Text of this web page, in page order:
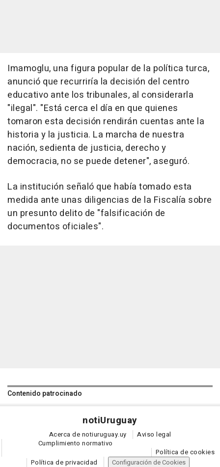
Imamoglu, una figura popular de la política turca,
anunció que recurriría la decisión del centro
educativo ante los tribunales, al considerarla
"ilegal". "Está cerca el día en que quienes
tomaron esta decisión rendirán cuentas ante la
historia y la justicia. La marcha de nuestra
nación, sedienta de justicia, derecho y
democracia, no se puede detener", aseguró.
La institución señaló que había tomado esta
medida ante unas diligencias de la Fiscalía sobre
un presunto delito de "falsificación de
documentos oficiales".
Contenido patrocinado
notiUruguay
Acerca de notiuruguay.uy
Aviso legal
Cumplimiento normativo
Política de cookies
Política de privacidad
Configuración de Cookies